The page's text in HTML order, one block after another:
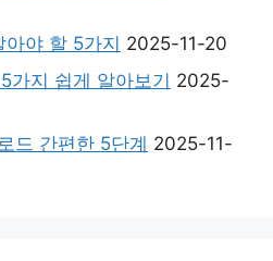
야 할 5가지 2025-11-20
가지 쉽게 알아보기 2025-
드 간편한 5단계 2025-11-